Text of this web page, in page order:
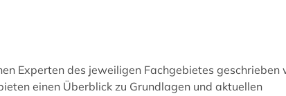
Experten des jeweiligen Fachgebietes geschrieben
einen Überblick zu Grundlagen und aktuellen